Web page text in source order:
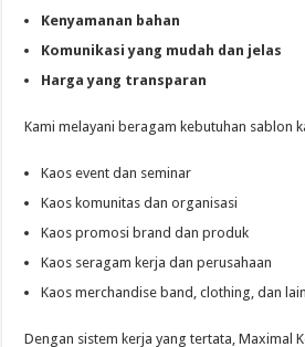
Kenyamanan bahan
Komunikasi yang mudah dan jelas
Harga yang transparan
Kami melayani beragam kebutuhan sablon
Kaos event dan seminar
Kaos komunitas dan organisasi
Kaos promosi brand dan produk
Kaos seragam kerja dan perusahaan
Kaos merchandise band, clothing, dan
Dengan sistem kerja yang tertata, Maximal